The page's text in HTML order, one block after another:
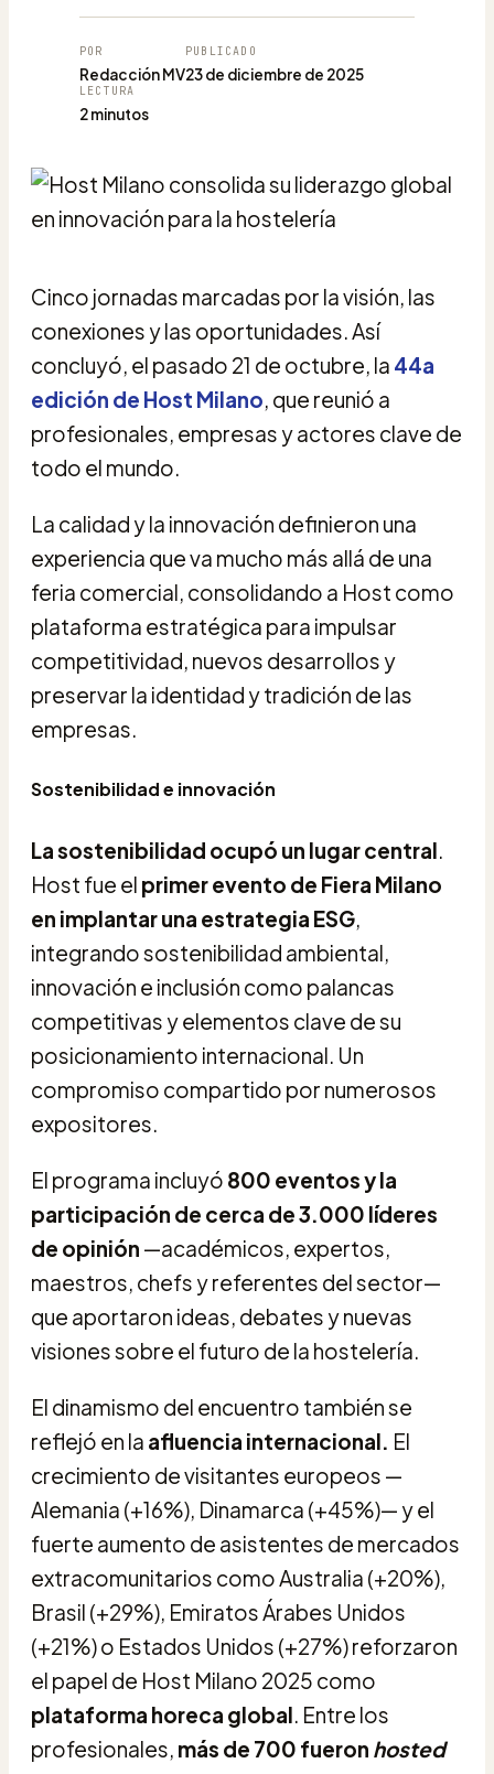
POR
Redacción MV
PUBLICADO
23 de diciembre de 2025
LECTURA
2 minutos
Cinco jornadas marcadas por la visión, las
conexiones y las oportunidades. Así
concluyó, el pasado 21 de octubre, la 44a
edición de Host Milano, que reunió a
profesionales, empresas y actores clave de
todo el mundo.
La calidad y la innovación definieron una
experiencia que va mucho más allá de una
feria comercial, consolidando a Host como
plataforma estratégica para impulsar
competitividad, nuevos desarrollos y
preservar la identidad y tradición de las
empresas.
Sostenibilidad e innovación
La sostenibilidad ocupó un lugar central.
Host fue el primer evento de Fiera Milano
en implantar una estrategia ESG,
integrando sostenibilidad ambiental,
innovación e inclusión como palancas
competitivas y elementos clave de su
posicionamiento internacional. Un
compromiso compartido por numerosos
expositores.
El programa incluyó 800 eventos y la
participación de cerca de 3.000 líderes
de opinión —académicos, expertos,
maestros, chefs y referentes del sector—
que aportaron ideas, debates y nuevas
visiones sobre el futuro de la hostelería.
El dinamismo del encuentro también se
reflejó en la afluencia internacional. El
crecimiento de visitantes europeos —
Alemania (+16%), Dinamarca (+45%)— y el
fuerte aumento de asistentes de mercados
extracomunitarios como Australia (+20%),
Brasil (+29%), Emiratos Árabes Unidos
(+21%) o Estados Unidos (+27%) reforzaron
el papel de Host Milano 2025 como
plataforma horeca global. Entre los
profesionales, más de 700 fueron hosted